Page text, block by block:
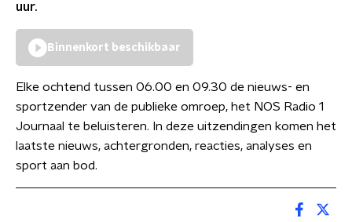
uur.
Binnenkort beschikbaar
Elke ochtend tussen 06.00 en 09.30 de nieuws- en
sportzender van de publieke omroep, het NOS Radio 1
Journaal te beluisteren. In deze uitzendingen komen het
laatste nieuws, achtergronden, reacties, analyses en
sport aan bod.